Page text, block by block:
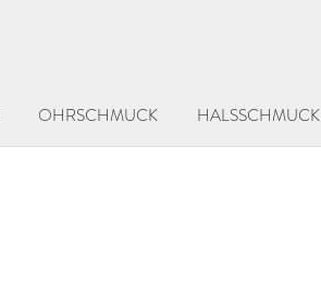
OHRSCHMUCK HALSSCHMUCK